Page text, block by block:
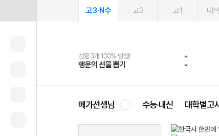
고3·N수 고2 고1 대
선물 3개 100% 당첨!
행운의 선물 뽑기
선물 100% 증정!
메가스터디 X 올리브
여름방학 스터디 캐시백
메가런 썸머스쿨
2027 러셀 단과
강사 공개선발
스마트러닝앱
설문 EVENT
메가패스
3일 무료 체험권
메가패스 수강생 무료혜택!
메가클럽 멤버십
사회공헌 캠페인
희망이룸 메가나눔
메가선생님 수능·내신 대학별고